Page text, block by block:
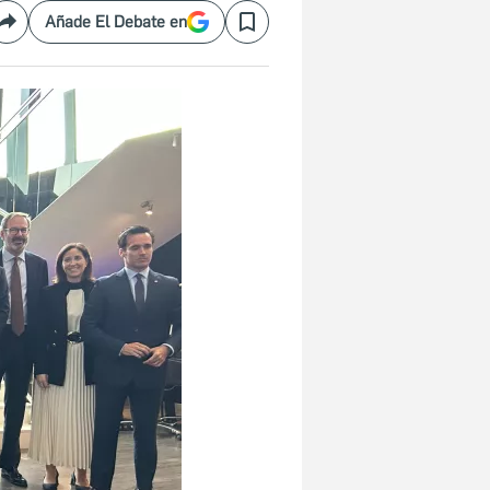
CompartirAñade El Debate en Save